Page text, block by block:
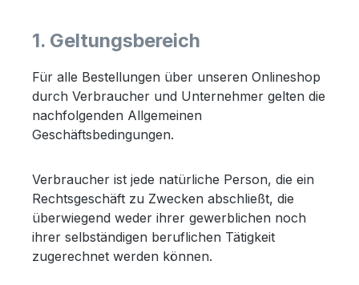
1. Geltungsbereich
Für alle Bestellungen über unseren Onlineshop
durch Verbraucher und Unternehmer gelten die
nachfolgenden Allgemeinen
Geschäftsbedingungen.
Verbraucher ist jede natürliche Person, die ein
Rechtsgeschäft zu Zwecken abschließt, die
überwiegend weder ihrer gewerblichen noch
ihrer selbständigen beruflichen Tätigkeit
zugerechnet werden können.